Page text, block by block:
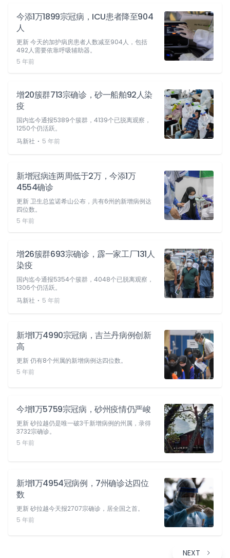
今添1万1899宗冠病，ICU患者降至904
人
更新 今天的加护病房患者人数减至904人，包括
492人需要依靠呼吸辅助器。
5 年前
增20簇群713宗确诊，砂一船舶92人染
疫
国内迄今通报5389个簇群，4139个已脱离观察，
1250个仍活跃。
马新社 ⋅ 5 年前
新增冠病连两周低于2万，今添1万
4554确诊
更新 卫生总监诺希山公布，共有6州的新增病例达
四位数。
5 年前
增26簇群693宗确诊，霹一家工厂131人
染疫
国内迄今通报5354个簇群，4048个已脱离观察，
1306个仍活跃。
马新社 ⋅ 5 年前
新增1万4990宗冠病，吉兰丹病例创新
高
更新 仍有8个州属的新增病例达四位数。
5 年前
今增1万5759宗冠病，砂州疫情仍严峻
更新 砂拉越仍是唯一破3千新增病例的州属，录得
3732宗确诊。
5 年前
新增1万4954冠病例，7州确诊达四位
数
更新 砂拉越今天报2707宗确诊，居全国之首。
5 年前
NEXT